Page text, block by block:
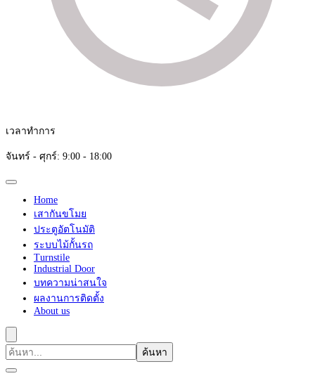
เวลาทำการ
จันทร์ - ศุกร์: 9:00 - 18:00
Home
เสากันขโมย
ประตูอัตโนมัติ
ระบบไม้กั้นรถ
Turnstile
Industrial Door
บทความน่าสนใจ
ผลงานการติดตั้ง
About us
ค้นหา